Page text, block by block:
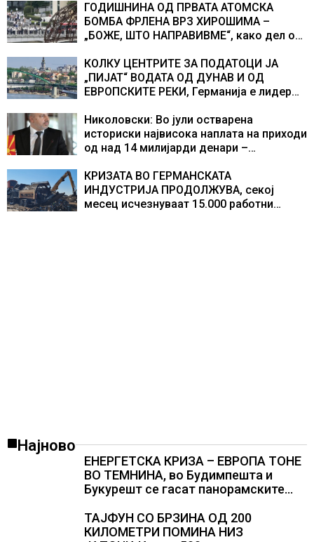
ГОДИШНИНА ОД ПРВАТА АТОМСКА
БОМБА ФРЛЕНА ВРЗ ХИРОШИМА –
„БОЖЕ, ШТО НАПРАВИВМЕ“, како дел од
учесниците во бомбардирањето го
доживуваа овој настан што го промени
текот на историјата
КОЛКУ ЦЕНТРИТЕ ЗА ПОДАТОЦИ ЈА
„ПИЈАТ“ ВОДАТА ОД ДУНАВ И ОД
ЕВРОПСКИТЕ РЕКИ, Германија е лидер
центри за податоци
Николовски: Во јули остварена
историски највисока наплата на приходи
од над 14 милијарди денари –
резултати
КРИЗАТА ВО ГЕРМАНСКАТА
ИНДУСТРИЈА ПРОДОЛЖУВА, секој
месец исчезнуваат 15.000 работни
Најново
ЕНЕРГЕТСКА КРИЗА – ЕВРОПА ТОНЕ
ВО ТЕМНИНА, во Будимпешта и
Букурешт се гасат панорамските
ТАЈФУН СО БРЗИНА ОД 200
КИЛОМЕТРИ ПОМИНА НИЗ